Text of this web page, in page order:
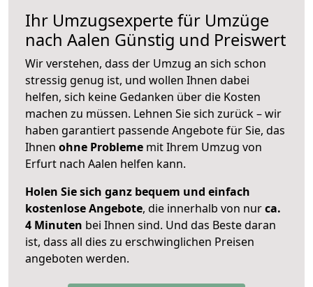
Ihr Umzugsexperte für Umzüge
nach Aalen Günstig und Preiswert
Wir verstehen, dass der Umzug an sich schon
stressig genug ist, und wollen Ihnen dabei
helfen, sich keine Gedanken über die Kosten
machen zu müssen. Lehnen Sie sich zurück – wir
haben garantiert passende Angebote für Sie, das
Ihnen ohne Probleme mit Ihrem Umzug von
Erfurt nach Aalen helfen kann.
Holen Sie sich ganz bequem und einfach
kostenlose Angebote, die innerhalb von nurca.
4 Minuten bei Ihnen sind. Und das Beste daran
ist, dass all dies zu erschwinglichen Preisen
angeboten werden.